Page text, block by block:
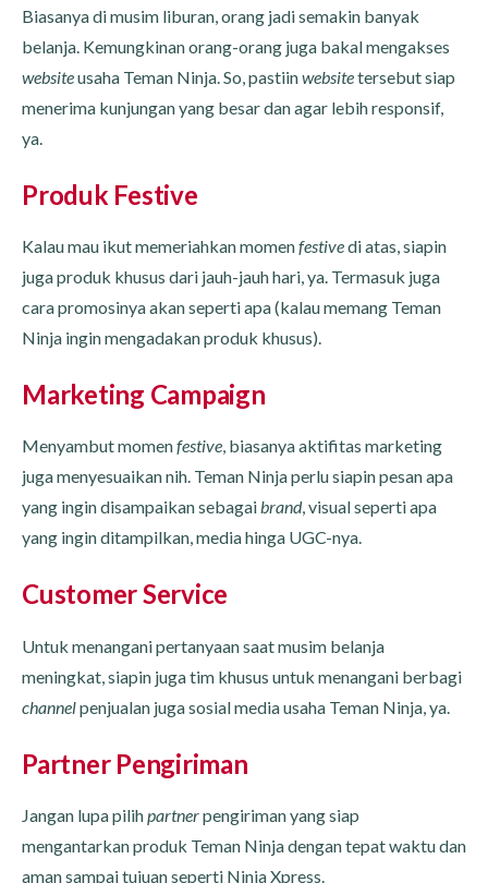
Biasanya di musim liburan, orang jadi semakin banyak
belanja. Kemungkinan orang-orang juga bakal mengakses
websiteusaha Teman Ninja. So, pastiinwebsitetersebut siap
menerima kunjungan yang besar dan agar lebih responsif,
ya.
Produk Festive
Kalau mau ikut memeriahkan momenfestivedi atas, siapin
juga produk khusus dari jauh-jauh hari, ya. Termasuk juga
cara promosinya akan seperti apa (kalau memang Teman
Ninja ingin mengadakan produk khusus).
Marketing Campaign
Menyambut momenfestive, biasanya aktifitas marketing
juga menyesuaikan nih. Teman Ninja perlu siapin pesan apa
yang ingin disampaikan sebagaibrand, visual seperti apa
yang ingin ditampilkan, media hinga UGC-nya.
Customer Service
Untuk menangani pertanyaan saat musim belanja
meningkat, siapin juga tim khusus untuk menangani berbagi
channelpenjualan juga sosial media usaha Teman Ninja, ya.
Partner Pengiriman
Jangan lupa pilihpartnerpengiriman yang siap
mengantarkan produk Teman Ninja dengan tepat waktu dan
aman sampai tujuan seperti Ninja Xpress.